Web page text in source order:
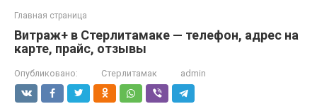
Главная страница
Витраж+ в Стерлитамаке — телефон, адрес на
карте, прайс, отзывы
Опубликовано: Стерлитамак admin